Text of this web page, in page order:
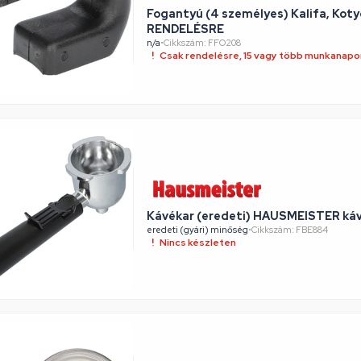
Fogantyú (4 személyes) Kalifa,
RENDELÉSRE
n/a•Cikkszám: FFO208
Csak rendelésre, 15 vagy több
Kávékar (eredeti) HAUSMEISTER
eredeti (gyári) minőség•Cikkszám: FBE884
Nincs készleten